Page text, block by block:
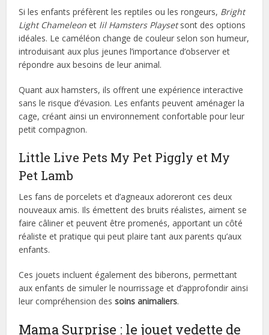
Si les enfants préfèrent les reptiles ou les rongeurs, Bright
Light Chameleon et lil Hamsters Playsetsont des options
idéales. Le caméléon change de couleur selon son humeur,
introduisant aux plus jeunes l’importance d’observer et
répondre aux besoins de leur animal.
Quant aux hamsters, ils offrent une expérience interactive
sans le risque d’évasion. Les enfants peuvent aménager la
cage, créant ainsi un environnement confortable pour leur
petit compagnon.
Little Live Pets My Pet Piggly et My
Pet Lamb
Les fans de porcelets et d’agneaux adoreront ces deux
nouveaux amis. Ils émettent des bruits réalistes, aiment se
faire câliner et peuvent être promenés, apportant un côté
réaliste et pratique qui peut plaire tant aux parents qu’aux
enfants.
Ces jouets incluent également des biberons, permettant
aux enfants de simuler le nourrissage et d’approfondir ainsi
leur compréhension dessoins animaliers.
Mama Surprise : le jouet vedette de